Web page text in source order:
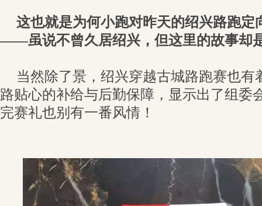
这也就是为何小跑对昨天的绍兴路跑定
——虽说不曾久居绍兴，但这里的故事却
当然除了景，绍兴穿越古城路跑赛也有
路贴心的补给与后勤保障，显示出了组委
完赛礼也别有一番风情！